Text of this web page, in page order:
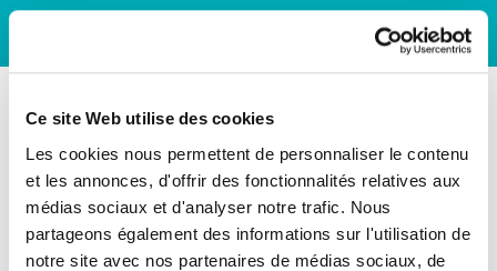
Ce site Web utilise des cookies
Les cookies nous permettent de personnaliser le contenu
et les annonces, d'offrir des fonctionnalités relatives aux
médias sociaux et d'analyser notre trafic. Nous
partageons également des informations sur l'utilisation de
notre site avec nos partenaires de médias sociaux, de